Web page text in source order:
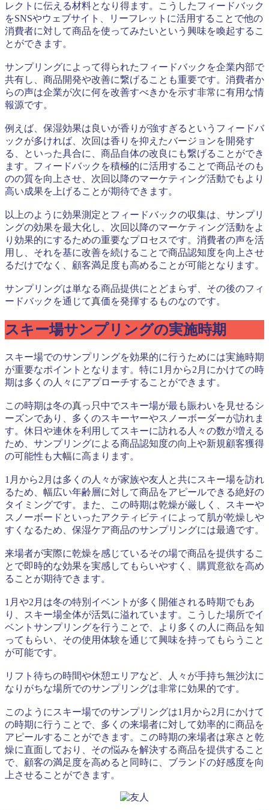
レクトに伝える材料となり得ます。こうしたフィードバック
をSNSやウェブサイト、リーフレットに活用することで他の
消費者に対して商品を使ってみたいという興味を喚起するこ
とができます。
サンプリングによって得られたフィードバックを企業内部で
共有し、商品開発や改善に繋げることも重要です。消費者か
らの声は企業が次に何を改善すべきかを示す非常に有用な情
報源です。
例えば、保湿効果は良いが香りが強すぎるというフィードバ
ックが多ければ、次回は香りを抑えたバージョンを開発す
る、といった具合に、商品自体の改良にも繋げることができ
ます。フィードバックを積極的に活用することで商品そのも
のの質を向上させ、次回以降のマーケティング活動でもより
高い成果を上げることが期待できます。
以上のように効果測定とフィードバックの収集は、サンプリ
ングの効果を最大化し、次回以降のマーケティング活動をよ
り効果的にするための重要なプロセスです。消費者の声を活
用し、それを基に改善を続けることで商品認知度を向上させ
るだけでなく、顧客満足度も高めることが可能となります。
サンプリングは単なる商品提供にとどまらず、その後のフィ
ードバックを通じて真価を発揮するものなのです。
スキー場サンプリングの実施時期
スキー場でのサンプリングを効果的に行うためには実施時期
が重要なポイントとなります。特に1月から2月にかけての時
期は多くの人々にアプローチすることができます。
この時期は冬の真っ只中でスキー場が最も賑わいを見せるシ
ーズンであり、多くのスキーヤーやスノーボーダーが訪れま
す。休日や連休を利用してスキーに訪れる人々の数が増える
ため、サンプリングによる商品認知度の向上や新規顧客獲得
の可能性も大幅に高まります。
1月から2月は多くの人々が家族や友人と共にスキー場を訪れ
るため、幅広い年齢層に対して商品をアピールできる絶好の
タイミングです。また、この時期は乾燥が厳しく、スキーや
スノーボードといったアクティビティによって肌が乾燥しや
すくなるため、保湿ケア商品のサンプリングには最適です。
来場者が実際に乾燥を感じているその場で商品を提供するこ
とで即時的な効果を実感してもらいやすく、購買意欲を高め
ることが期待できます。
1月や2月は冬の特別イベントが多く開催される時期でもあ
り、スキー場全体が活気に溢れています。こうした場所でイ
ベントサンプリングを行うことで、より多くの人に商品を知
ってもらい、その使用体験を通じて興味を持ってもらうこと
が可能です。
リフト待ちの時間や休憩エリアなど、人々が手持ち無沙汰に
なりがちな場所でのサンプリングは非常に効果的です。
このようにスキー場でのサンプリングは1月から2月にかけて
の時期に行うことで、多くの来場者に対して効率的に商品を
アピールすることができます。この時期の来場者は寒さと乾
燥に直面しており、その悩みを解決する商品を提供すること
で、顧客の満足度を高めると同時に、ブランドの好感度を向
上させることができます。